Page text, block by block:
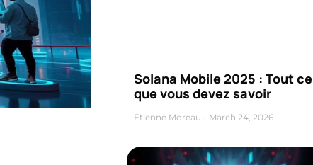
Solana Mobile 2025 : Tout ce
que vous devez savoir
Étienne Moreau March 24, 2026